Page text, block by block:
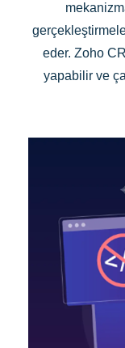
eder. Zoho
yapabilir ve